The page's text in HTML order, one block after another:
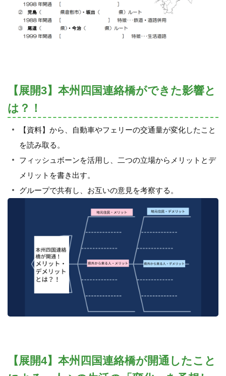
【展開3】本州四国連絡橋ができた影響と
は？！
【資料】から、自動車やフェリーの交通量が変化したこと
を読み取る。
フィッシュボーンを活用し、二つの立場からメリットとデ
メリットを書き出す。
グループで共有し、お互いの意見を考察する。
【展開4】本州四国連絡橋が開通したこと